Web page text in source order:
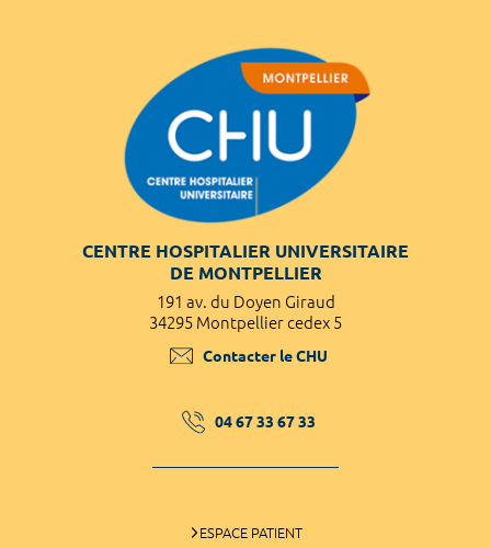
CENTRE HOSPITALIER UNIVERSITAIRE
DE MONTPELLIER
191 av. du Doyen Giraud
34295 Montpellier cedex 5
Contacter le CHU
04 67 33 67 33
ESPACE PATIENT